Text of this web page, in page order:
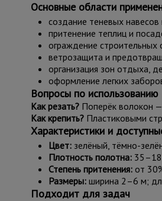
Основные области
создание теневых навесов
притенение теплиц и
ограждение строительных
ветрозащита и
организация зон отдыха,
оформление легких
Вопросы по использованию
Как резать?Поперёк волокон
Как крепить?Пластиковыми
Характеристики и
Цвет:зелёный, тёмно-
Плотность полотна:
Степень притенения:от
Размеры:ширина 2–6 м;
Подходит для задач